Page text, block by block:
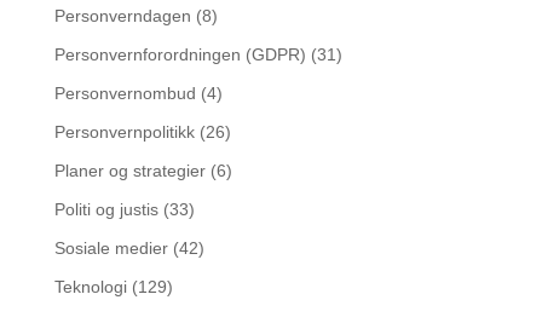
Personverndagen (8)
Personvernforordningen (GDPR) (31)
Personvernombud (4)
Personvernpolitikk(26)
Planer og strategier(6)
Politi og justis(33)
Sosiale medier(42)
Teknologi(129)